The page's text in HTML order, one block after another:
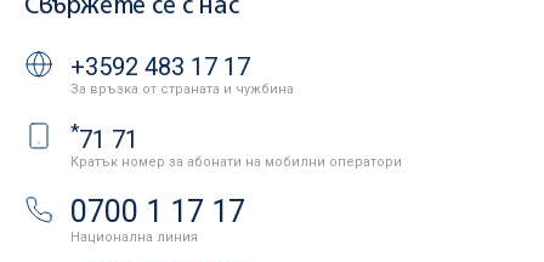
Свържете се с нас
+3592 483 17 17
За връзка от страната и чужбина
*71 71
Кратък номер за абонати на мобилни оператори
0700 1 17 17
Национална линия